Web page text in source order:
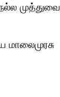
முத்துவை